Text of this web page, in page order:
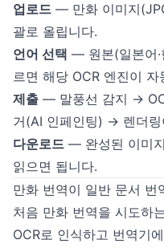
업로드 — 만화 이미지
괄로 올립니다.
언어 선택 — 원본(일본어·
르면 해당 OCR 엔진이 자
제출 — 말풍선 감지 →
거(AI 인페인팅) → 렌더
다운로드 — 완성된 이미
읽으면 됩니다.
만화 번역이 일반 문서 번
처음 만화 번역을 시도하
OCR로 인식하고 번역기